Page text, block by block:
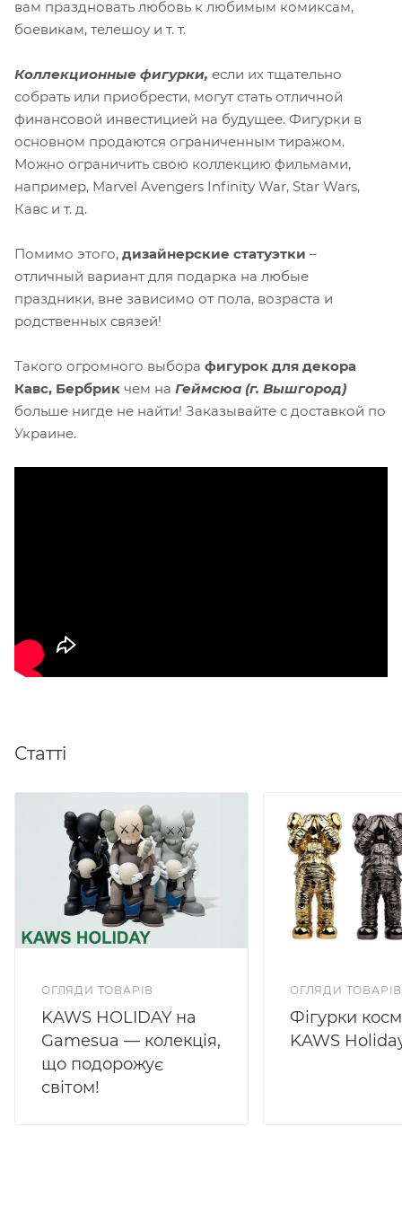
вам праздновать любовь к любимым комиксам,
боевикам, телешоу и т. т.
Коллекционные фигурки, если их тщательно
собрать или приобрести, могут стать отличной
финансовой инвестицией на будущее. Фигурки в
основном продаются ограниченным тиражом.
Можно ограничить свою коллекцию фильмами,
например, Marvel Avengers Infinity War, Star Wars,
Кавс и т. д.
Помимо этого, дизайнерские статуэтки –
отличный вариант для подарка на любые
праздники, вне зависимо от пола, возраста и
родственных связей!
Такого огромного выбора фигурок для декора
Кавс, Бербрик чем на Геймсюа (г. Вышгород)
больше нигде не найти! Заказывайте с доставкой по
Украине.
Статті
ОГЛЯДИ ТОВАРІВ
KAWS HOLIDAY на
Gamesua — колекція,
що подорожує
світом!
ОГЛЯДИ ТОВАРІВ
Фігурки
KAWS